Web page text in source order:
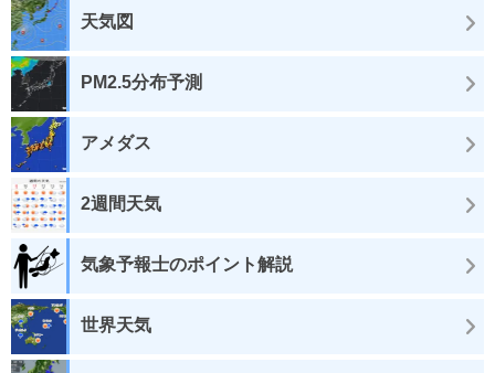
天気図
PM2.5分布予測
アメダス
2週間天気
気象予報士のポイント解説
世界天気